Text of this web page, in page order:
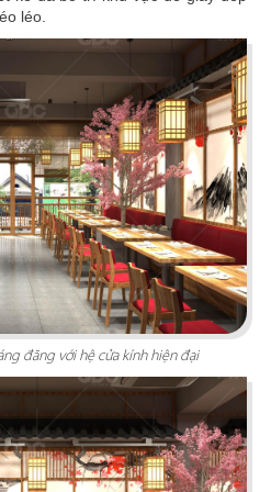
TÂM
lấy thiên nhiên làm điểm
văn hóa Đông và Tây
tiết
léo.
đãng với hệ cửa kính hiện đại